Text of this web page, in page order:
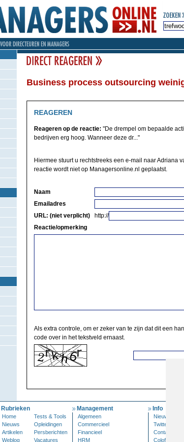
Business process outsourcing
REAGEREN
Reageren op de reactie: "De drempel om bepaalde
bedrijven erg hoog. Wanneer deze dr..."
Hiermee stuurt u rechtstreeks een e-mail naar Adriana
reactie wordt niet op Managersonline.nl geplaatst.
Naam
Emailadres
URL: (niet verplicht)
http://
Reactie/opmerking
Als extra controle, om er zeker van te zijn dat dit een
code over in het tekstveld ernaast.
Rubrieken
Home
Tests & Tools
Nieuws
Opleidingen
Artikelen
Persberichten
Weblog
Vacatures
Management
Algemeen
Commercieel
Financieel
HRM
Info
Nieuwsbrief
Twitter
Contact
Colofon